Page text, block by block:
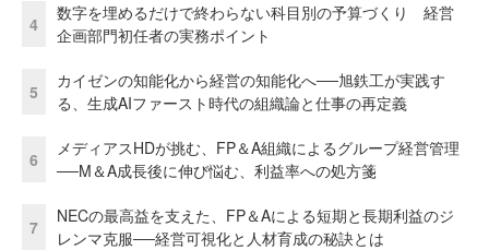
4
数字を埋めるだけで終わらない科目別の予算づくり 経営
企画部門初任者の実務ポイント
5
カイゼンの知能化から経営の知能化へ──旭鉄工が実践す
る、生成AIファースト時代の組織論と仕事の再定義
6
メディアスHDが挑む、FP＆A組織によるグループ経営管理
──M＆A成長後に伸び悩む、利益率への処方箋
7
NECの最高益を支えた、FP＆Aによる短期と長期利益のジ
レンマ克服──経営可視化と人材育成の秘訣とは